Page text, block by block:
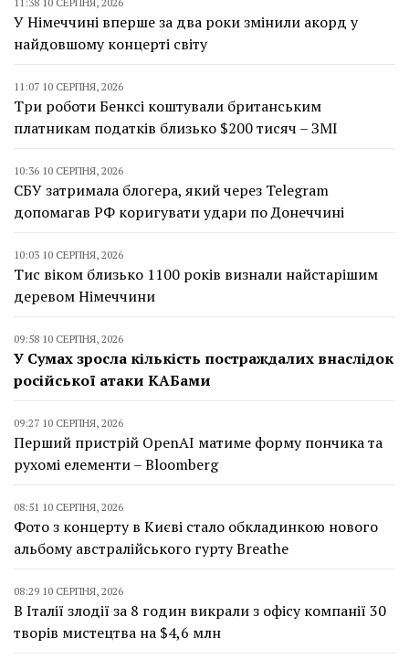
У Німеччині вперше за два роки змінили акорд у
найдовшому концерті світу
11:07 10 СЕРПНЯ, 2026
Три роботи Бенксі коштували британським
платникам податків близько $200 тисяч – ЗМІ
10:36 10 СЕРПНЯ, 2026
СБУ затримала блогера, який через Telegram
допомагав РФ коригувати удари по Донеччині
10:03 10 СЕРПНЯ, 2026
Тис віком близько 1100 років визнали найстарішим
деревом Німеччини
09:58 10 СЕРПНЯ, 2026
У Сумах зросла кількість постраждалих внаслідок
російської атаки КАБами
09:27 10 СЕРПНЯ, 2026
Перший пристрій OpenAI матиме форму пончика та
рухомі елементи – Bloomberg
08:51 10 СЕРПНЯ, 2026
Фото з концерту в Києві стало обкладинкою нового
альбому австралійського гурту Breathe
08:29 10 СЕРПНЯ, 2026
В Італії злодії за 8 годин викрали з офісу компанії 30
творів мистецтва на $4,6 млн